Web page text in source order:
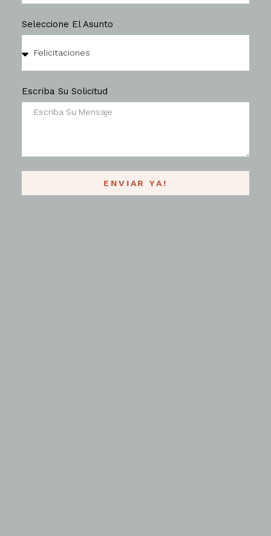
Seleccione El Asunto
Escriba Su Solicitud
ENVIAR YA!